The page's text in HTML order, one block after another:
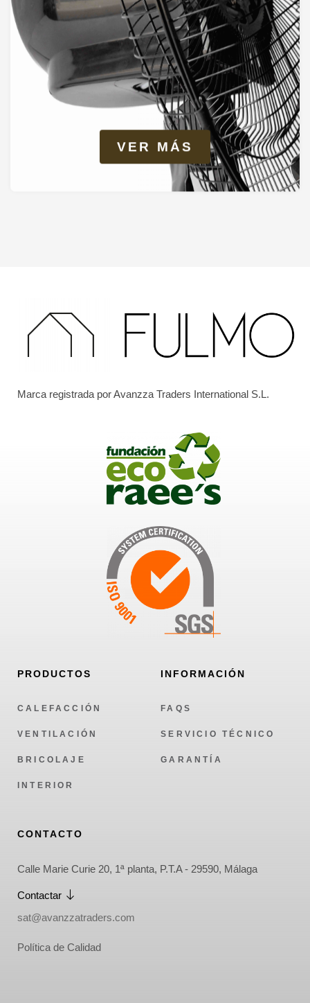
VER MÁS
Marca registrada por Avanzza Traders International S.L.
PRODUCTOS
CALEFACCIÓN
VENTILACIÓN
BRICOLAJE
INTERIOR
INFORMACIÓN
FAQS
SERVICIO TÉCNICO
GARANTÍA
CONTACTO
Calle Marie Curie 20, 1ª planta, P.T.A - 29590, Málaga
Contactar
sat@avanzzatraders.com
Política de Calidad